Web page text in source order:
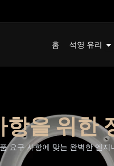
홈 석영 유리
을 위한
요구 사항에 맞는 완벽한 엔